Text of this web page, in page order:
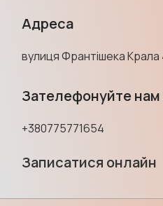
Адреса
вулиця Франтішека Крала
Зателефонуйте нам
+380775771654
Записатися онлайн